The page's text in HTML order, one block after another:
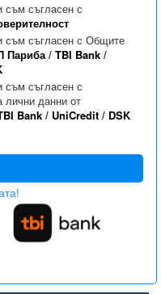
съгласен с
съм съгласен с Общите
Париба/ TBI Bank/
съгласен с
лични данни от
Bank/ UniCredit/ DSK